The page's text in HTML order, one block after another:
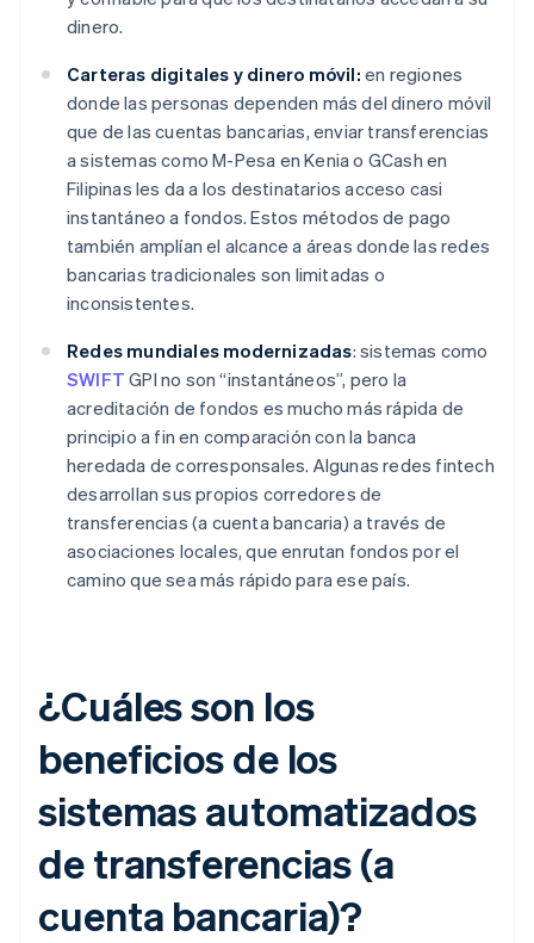
dinero.
Carteras digitales y dinero móvil: en regiones
donde las personas dependen más del dinero móvil
que de las cuentas bancarias, enviar transferencias
a sistemas como M-Pesa en Kenia o GCash en
Filipinas les da a los destinatarios acceso casi
instantáneo a fondos. Estos métodos de pago
también amplían el alcance a áreas donde las redes
bancarias tradicionales son limitadas o
inconsistentes.
Redes mundiales modernizadas: sistemas como
SWIFT GPI no son “instantáneos”, pero la
acreditación de fondos es mucho más rápida de
principio a fin en comparación con la banca
heredada de corresponsales. Algunas redes fintech
desarrollan sus propios corredores de
transferencias (a cuenta bancaria) a través de
asociaciones locales, que enrutan fondos por el
camino que sea más rápido para ese país.
¿Cuáles son los
beneficios de los
sistemas automatizados
de transferencias (a
cuenta bancaria)?